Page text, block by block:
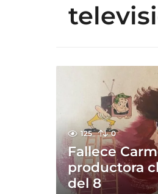
125 0
Fallece
productora
del 8